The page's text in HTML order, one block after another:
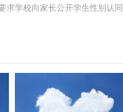
求学校向家长公开学生性别认同